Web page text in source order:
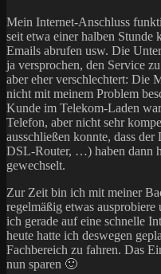
Mein Internet-Anschluss
seit etwa einer halben Stunde
Emails abrufen usw. Die
ja versprochen, den Service
aber eher verschlechtert: Die
nicht mit meinem Problem
Kunde im Telekom-Laden
Telefon, aber nicht sehr
ausschließen konnte, dass
DSL-Router, …) haben dann
gewechselt.
Zur Zeit bin ich mit meiner
regelmäßig etwas
ich gerade auf eine schnelle
heute hatte ich deswegen
Fachbereich zu fahren. Das
nun sparen 🙂